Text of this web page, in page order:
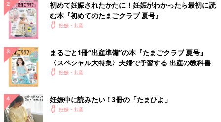
と回っていました。痛みや違和感はありませんでしたが、腫瘍が
腸を圧迫してひどい便秘になっていました。
私は、状況から出産は
が、腫瘍が子宮に押されて上がったので経膣分娩も可能とのこ
と。仮にトラブルが生じても少しでもスムーズなお産になるよ
う、出産するまで毎日妊婦体操に励みました。そのおかげか、経
膣分娩で特にトラブルもなく、無事に次女は誕生。顔を見たとき
には、心底ほっとしました。
しかし、産後も腫瘍は小さくなりませんでした。実家から自宅に
初めて妊娠されたかたに！妊娠がわかったら最初に読
む本『初めてのたまごクラブ 夏号』
妊娠・出産
まるごと1冊“出産準備”の本『たまごクラブ 夏号』
〈スペシャル大特集〉夫婦で予習する 出産の教科書
妊娠・出産
妊娠中に読みたい！3冊の「たまひよ」
妊娠・出産